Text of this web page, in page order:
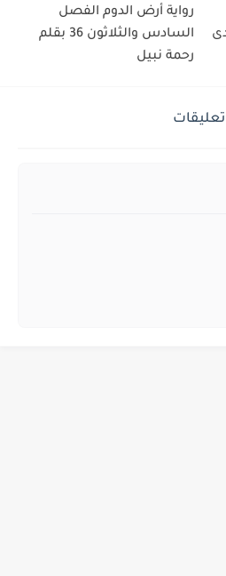
رواية أرض الدوم الفصل
السادس والثلاثون 36 بقلم
رحمة نبيل
تعليقات